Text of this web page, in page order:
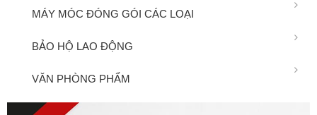
MÁY MÓC ĐÓNG GÓI CÁC LOẠI
BẢO HỘ LAO ĐỘNG
VĂN PHÒNG PHẨM